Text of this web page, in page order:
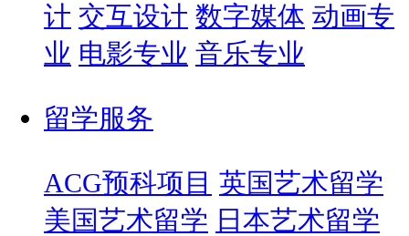
计 交互设计 数字媒体 动画专
业 电影专业 音乐专业
留学服务
ACG预科项目 英国艺术留学
美国艺术留学 日本艺术留学